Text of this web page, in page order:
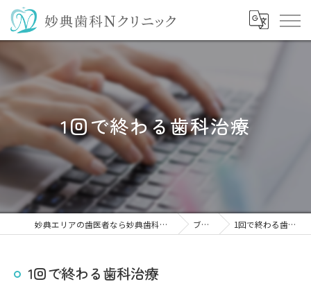
1回で終わる歯科治療
妙典エリアの歯医者なら妙典歯科Nクリニック ブログ 1回で終わる歯科治療
1回で終わる歯科治療